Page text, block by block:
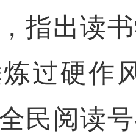
指出读
过硬作
民阅读